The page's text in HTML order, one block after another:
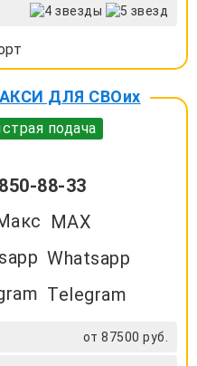
ДЛЯ СВОих
подача
88-33
MAX
Whatsapp
Telegram
от 87500 руб.